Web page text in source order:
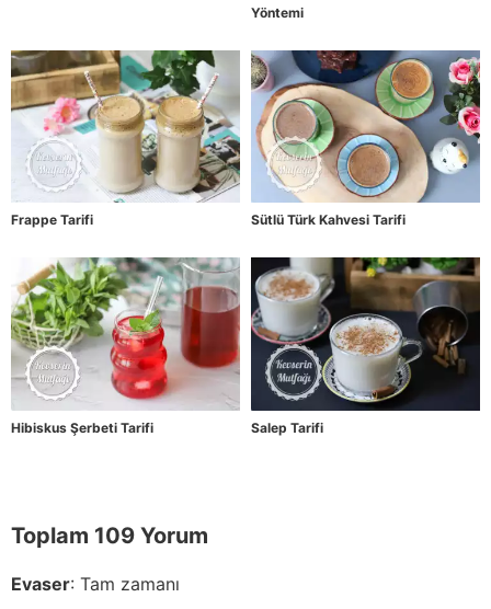
Yöntemi
Frappe Tarifi Sütlü Türk Kahvesi Tarifi
Hibiskus Şerbeti Tarifi Salep Tarifi
Toplam 109 Yorum
Evaser: Tam zamanı